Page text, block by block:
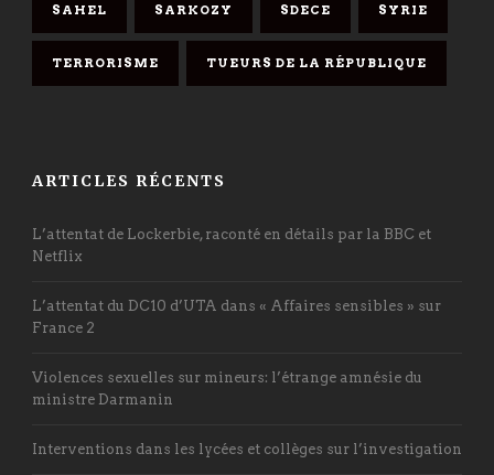
SAHEL SARKOZY SDECE SYRIE
TERRORISME TUEURS DE LA RÉPUBLIQUE
ARTICLES RÉCENTS
L’attentat de Lockerbie, raconté en détails par la BBC et
Netflix
L’attentat du DC10 d’UTA dans « Affaires sensibles » sur
France 2
Violences sexuelles sur mineurs: l’étrange amnésie du
ministre Darmanin
Interventions dans les lycées et collèges sur l’investigation